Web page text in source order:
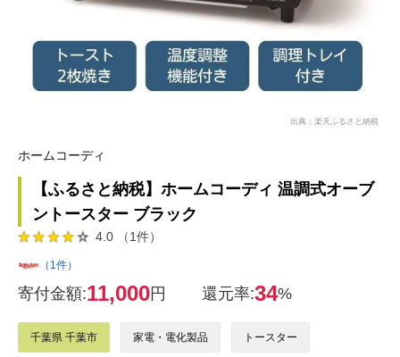
出典：楽天ふるさと納税
ホームコーディ
【ふるさと納税】ホームコーディ 温調式オーブ
ントースター ブラック
4.0 （1件）
（1件）
寄付金額:11,000円 還元率:34%
千葉県 千葉市 家電・電化製品 トースター